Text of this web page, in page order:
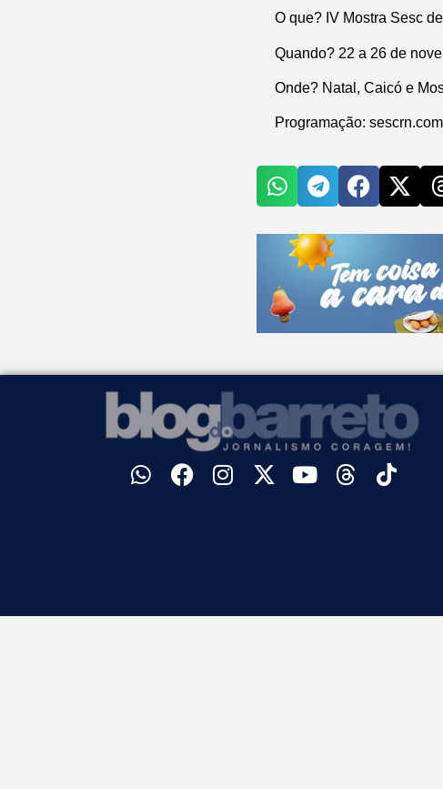
O que? IV Mostra Sesc
Quando? 22 a 26 de
Onde? Natal, Caicó e
Programação: